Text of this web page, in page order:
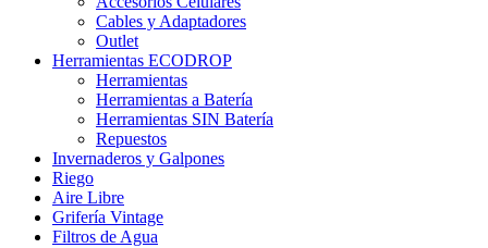
Cables y Adaptadores
Outlet
Herramientas ECODROP
Herramientas
Herramientas a Batería
Herramientas SIN Batería
Repuestos
Invernaderos y Galpones
Riego
Aire Libre
Grifería Vintage
Filtros de Agua